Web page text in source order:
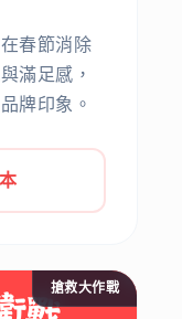
春節消除
滿足感，
牌印象。
搶救大作戰